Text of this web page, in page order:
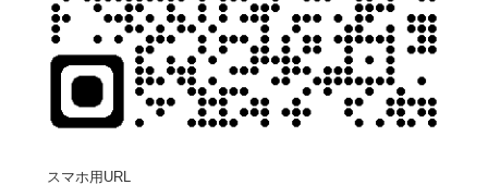
スマホ用URL